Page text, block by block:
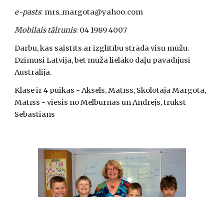
e-pasts: mrs_margota@yahoo.com
Mobilais tālrunis: 04 1989 4007
Darbu, kas saistīts ar izglītību strādā visu mūžu.
Dzimusi Latvijā, bet mūža lielāko daļu pavadījusi
Austrālijā.
Klasē ir 4 puikas - Aksels, Matīss, Skolotāja Margota,
Matīss - viesis no Melburnas un Andrejs, trūkst
Sebastiāns